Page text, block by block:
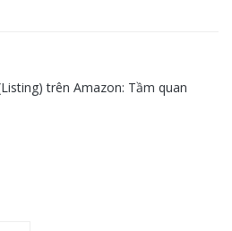
trên Amazon: Tầm quan